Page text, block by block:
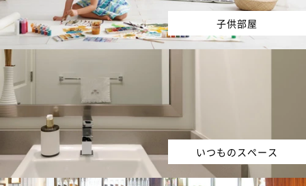
子供部屋
いつものスペース